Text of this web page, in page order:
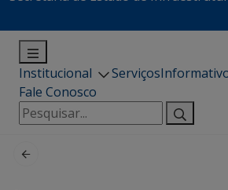
Institucional Serviços
Fale Conosco
Pesquisar
por: